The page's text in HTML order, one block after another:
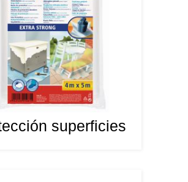
superficies